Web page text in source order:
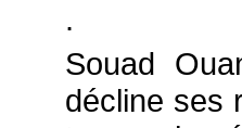
.
Souad
décline ses